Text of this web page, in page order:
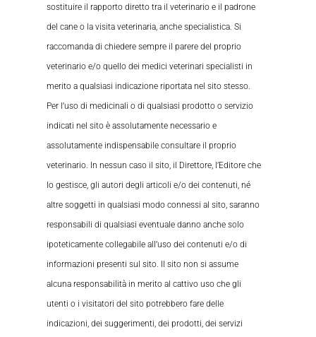
sostituire il rapporto diretto tra il veterinario e il padrone
del cane o la visita veterinaria, anche specialistica. Si
raccomanda di chiedere sempre il parere del proprio
veterinario e/o quello dei medici veterinari specialisti in
merito a qualsiasi indicazione riportata nel sito stesso.
Per l’uso di medicinali o di qualsiasi prodotto o servizio
indicati nel sito è assolutamente necessario e
assolutamente indispensabile consultare il proprio
veterinario. In nessun caso il sito, il Direttore, l’Editore che
lo gestisce, gli autori degli articoli e/o dei contenuti, né
altre soggetti in qualsiasi modo connessi al sito, saranno
responsabili di qualsiasi eventuale danno anche solo
ipoteticamente collegabile all’uso dei contenuti e/o di
informazioni presenti sul sito. Il sito non si assume
alcuna responsabilità in merito al cattivo uso che gli
utenti o i visitatori del sito potrebbero fare delle
indicazioni, dei suggerimenti, dei prodotti, dei servizi